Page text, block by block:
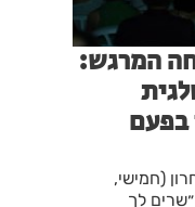
המרגש:
בפעם
(חמישי,
לך